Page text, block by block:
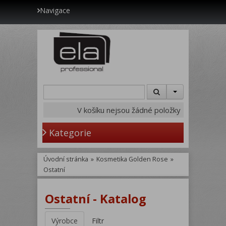
Navigace
V košíku nejsou žádné položky
Kategorie
Úvodní stránka » Kosmetika Golden Rose »
Ostatní
Ostatní - Katalog
Výrobce Filtr